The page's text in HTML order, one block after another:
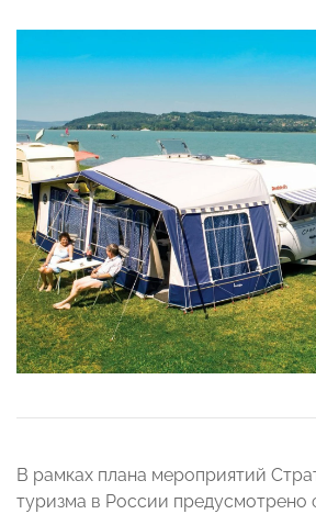
В рамках плана мероприятий
туризма в России предусмотрено